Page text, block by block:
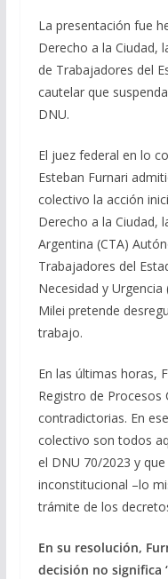
b
o
o
k
gr
a
m
La presentación fue
Derecho a la Ciudad,
de Trabajadores del
cautelar que
DNU.
El juez federal en lo
Esteban Furnari
colectivo la acción
Derecho a la Ciudad,
Argentina (CTA)
Trabajadores del
Necesidad y Urgencia
Milei pretende
trabajo.
En las últimas horas,
Registro de Procesos
contradictorias. En
colectivo son todos
el DNU 70/2023 y
inconstitucional –lo
trámite de los
En su resolución,
decisión no significa